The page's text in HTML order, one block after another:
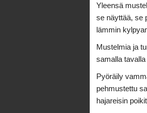
Yleensä
se näyttää, se
lämmin
Mustelmia ja
samalla
Pyöräily
pehmustettu
hajareisin